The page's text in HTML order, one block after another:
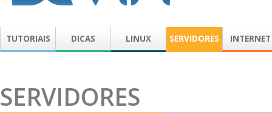
TUTORIAIS DICAS LINUX SERVIDORES INTERNET
SERVIDORES